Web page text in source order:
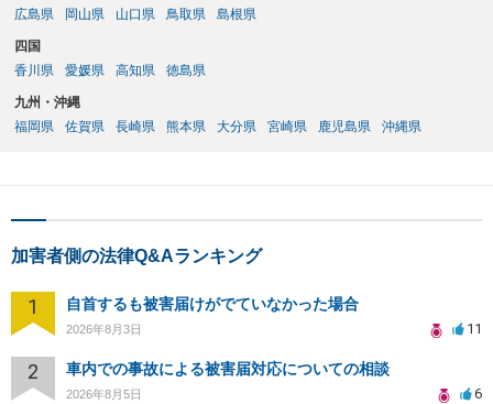
広島県
岡山県 山口県 鳥取県 島根県
四国
香川県
愛媛県 高知県 徳島県
九州・沖縄
福岡県
佐賀県 長崎県 熊本県 大分県 宮崎県 鹿児島県 沖縄県
加害者側の法律Q&Aランキング
1 自首するも被害届けがでていなかった場合
2026年8月3日 11
2 車内での事故による被害届対応についての相談
2026年8月5日 6